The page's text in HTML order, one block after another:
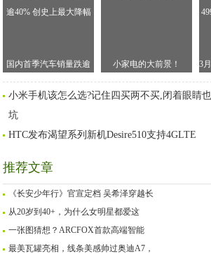
国内首季汽车销量跌逾
40% 创史上最大降幅
小家电的大前景！
3
长
小米手机该怎么选?记住四买两不买,闭着眼睛
坑
HTC发布渴望系列新机Desire510支持4GLTE
推荐文章
《长安少年行》官宣定档 吴希泽穿越长
从20岁到40+，为什么女明星都爱这
一张图猜想？ARCFOX首款高端智能
最美瓦罐亮相，线条美感帅过奥迪A7，